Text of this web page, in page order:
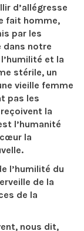
d’allégresse
fait homme,
par les
dans notre
et la
stérile, un
vieille femme
pas les
la
l’humanité
la
l’humilité du
de la
de la
nous dit,